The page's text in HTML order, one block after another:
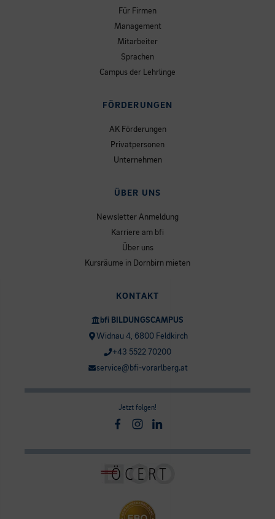
Für Firmen
Management
Mitarbeiter
Sprachen
Campus der Lehrlinge
FÖRDERUNGEN
AK Förderungen
Privatpersonen
Unternehmen
ÜBER UNS
Newsletter Anmeldung
Karriere am bfi
Über uns
Kursräume in Dornbirn mieten
KONTAKT
bfi BILDUNGSCAMPUS
Widnau 4, 6800 Feldkirch
+43 5522 70200
service@bfi-vorarlberg.at
Jetzt folgen!
Facebook
Instagram
Linkedin